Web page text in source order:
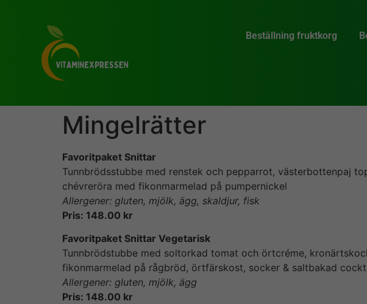
Beställning fruktkorg
Mingelrätter
Favoritpaket Snittar
Tunnbrödsstubbe med renstek och pepparrot, västerbottenpaj
chévreröra med fikonmarmelad på pumpernickel
Allergener: gluten, mjölk, ägg, skaldjur, fisk
Pris: 148.00 kr
Favoritpaket Snittar Vegetarisk
Tunnbrödstubbe med soltorkad tomat och örtcréme,
fikonmarmelad på rågbröd, örtfärskost, socker & saltbakad
Allergener: gluten, mjölk, ägg
Pris: 148.00 kr